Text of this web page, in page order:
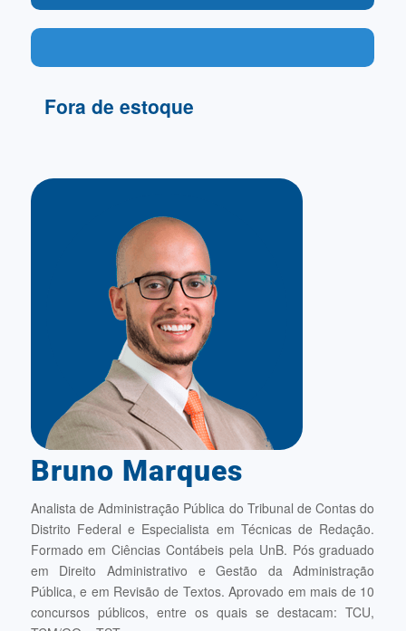
Fora de estoque
Bruno Marques
Analista de Administração Pública do Tribunal de Contas do
Distrito Federal e Especialista em Técnicas de Redação.
Formado em Ciências Contábeis pela UnB. Pós graduado
em Direito Administrativo e Gestão da Administração
Pública, e em Revisão de Textos. Aprovado em mais de 10
concursos públicos, entre os quais se destacam: TCU,